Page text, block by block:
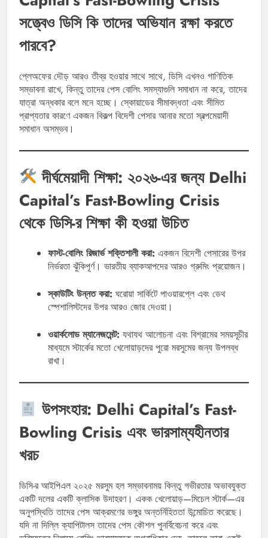
সত্ত্বেও ডিসি কি তাদের অভিযান রক্ষা করতে
পারবে?
প্লেঅফের দৌড় আরও তীব্র হওয়ার সাথে সাথে, ডিসি এখনও গাণিতিক
সম্ভাবনা রাখে, কিন্তু তাদের পেস বোলিং সমস্যাগুলি সমাধান না করে, তাদের
যাত্রা অন্ধকার বলে মনে হচ্ছে। স্কোয়াডের সীমাবদ্ধতা এবং সীমিত
প্রাপ্যতার কারণে একজন বিকল্প বিদেশী পেসার আনার মতো স্বল্পমেয়াদী
সমাধান অসম্ভব।
দীর্ঘমেয়াদী শিক্ষা: ২০২৬-এর জন্য Delhi
Capital’s Fast-Bowling Crisis
থেকে ডিসি-র শিক্ষা কী হওয়া উচিত
ফাস্ট-বোলিং রিজার্ভ শক্তিশালী করা: একজন বিদেশী পেসারের উপর
নির্ভরতা ঝুঁকিপূর্ণ। ভারতীয় ব্যাকআপদের আরও গ্রুমিং প্রয়োজন।
স্কাউটিং উন্নত করা: ঘরোয়া সার্কিটে পাওয়ারপ্লে এবং ডেথ
স্পেশালিস্টদের উপর আরও জোর দেওয়া।
ওয়ার্কলোড ম্যানেজমেন্ট: যথাযথ আলোচনা এবং বিশ্রামের সময়সূচীর
মাধ্যমে স্টার্কের মতো খেলোয়াড়দের পুরো মরসুমের জন্য উপলব্ধ
রাখা।
উপসংহার: Delhi Capital’s Fast-
Bowling Crisis এবং ভারসাম্যহীনতার
খরচ
ডিসি-র আইপিএল ২০২৫ মরসুম হল সম্ভাবনাময় কিন্তু গভীরতার অভাবযুক্ত
একটি দলের একটি ক্লাসিক উদাহরণ। একক খেলোয়াড়—মিচেল স্টার্ক—এর
অনুপস্থিতি তাদের পেস আক্রমণের ভঙ্গুর অন্তর্নিহিততা উন্মোচিত করেছে।
যদি না দিল্লি ক্যাপিটালস তাদের পেস কৌশল পুনর্বিবেচনা করে এবং